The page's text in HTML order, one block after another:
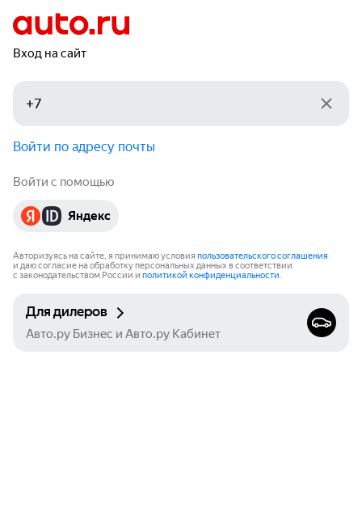
Вход на сайт
Войти по адресу почты
Войти с помощью
Яндекс
Авторизуясь на сайте, я принимаю условия пользовательского соглашения
и даю согласие на обработку персональных данных в соответствии
с законодательством России и политикой конфиденциальности.
Для дилеров
Авто.ру Бизнес и Авто.ру Кабинет